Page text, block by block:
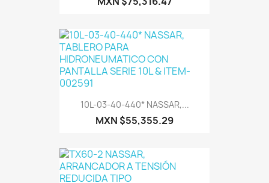
10L-03-40-440* NASSAR,...
MXN $55,355.29